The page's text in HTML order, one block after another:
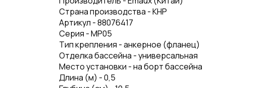
Страна производства - КНР
Артикул - 88076417
Серия - MP05
Тип крепления - анкерное (фланец)
Отделка бассейна - универсальная
Место установки - на борт бассейна
Длина (м) - 0,5